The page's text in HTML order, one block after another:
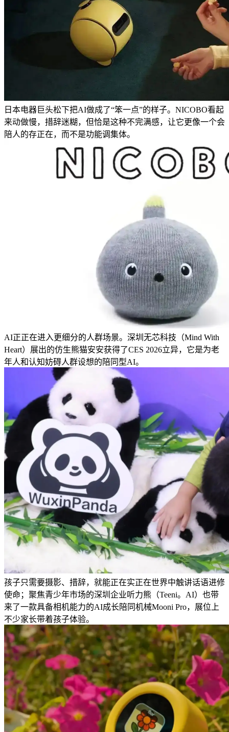
日本电器巨头松下把AI做成了“笨一点”的样子。NICOBO看起
来动做慢，措辞迷糊，但恰是这种不完满感，让它更像一个会
陪人的存正在，而不是功能调集体。
AI正正在进入更细分的人群场景。深圳无芯科技（Mind With
Heart）展出的仿生熊猫安安获得了CES 2026立异，它是为老
年人和认知妨碍人群设想的陪同型AI。
孩子只需要摄影、措辞，就能正在实正在世界中触讲话语进修
使命；聚焦青少年市场的深圳企业听力熊（Teeni。AI）也带
来了一款具备相机能力的AI成长陪同机械Mooni Pro，展位上
不少家长带着孩子体验。